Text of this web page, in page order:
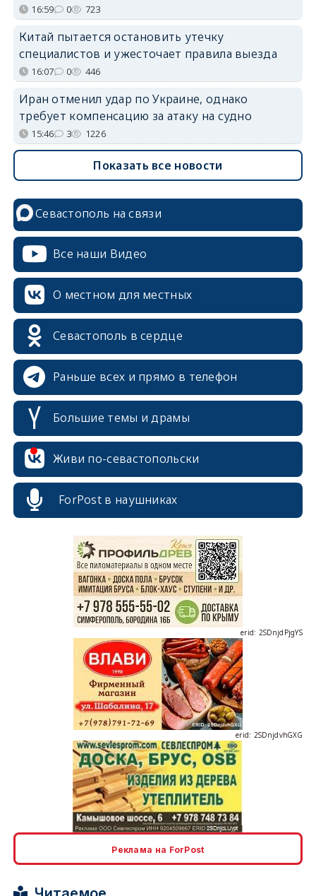
16:59 0 723
Китай пытается остановить утечку
специалистов и ужесточает правила выезда
16:07 0 446
Иран отменил удар по Украине, однако
требует компенсацию за атаку на судно
15:46 3 1226
Показать все новости
Севастополь на связи
Все наши Видео
О местном для местных
Севастополь в сердце
Раньше всех и прямо в телефон
Большие темы и драмы
Живи по-севастопольски
ForPost в наушниках
erid: 2SDnjdPjgYS
erid: 2SDnjdvhGXG
erid: 2SDnjcLUypt
Реклама на ForPost